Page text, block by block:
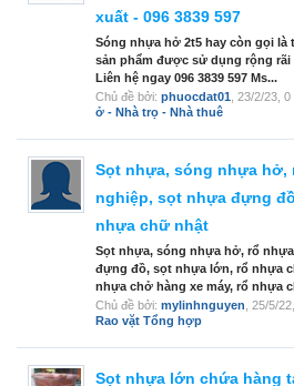
xuất - 096 3839 597
Sóng nhựa hở 2t5 hay còn gọi là
sản phẩm được sử dụng rộng rãi
Liên hệ ngay 096 3839 597 Ms...
Chủ đề bởi: phuocdat01 23/2/23 ,
ở - Nhà trọ - Nhà thuê
Sọt nhựa, sóng nhựa hở,
nghiệp, sọt nhựa đựng
nhựa chữ nhật
Sọt nhựa, sóng nhựa hở, rổ
đựng đồ, sọt nhựa lớn, rổ nhựa
nhựa chở hàng xe máy, rổ nhựa
Chủ đề bởi: mylinhnguyen 25/5/22
Rao vặt Tổng hợp
Sọt nhựa lớn chứa hàng